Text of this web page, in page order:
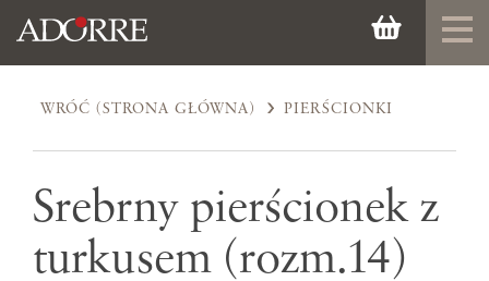
WRÓĆ (STRONA GŁÓWNA) PIERŚCIONKI
Srebrny pierścionek z
turkusem (rozm.14)